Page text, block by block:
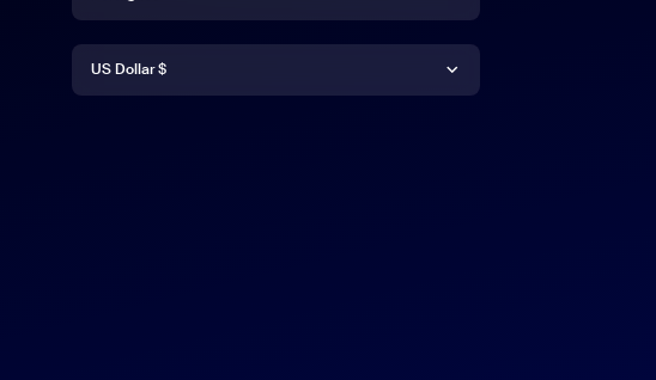
Deutsch
Moeda
US Dollar $